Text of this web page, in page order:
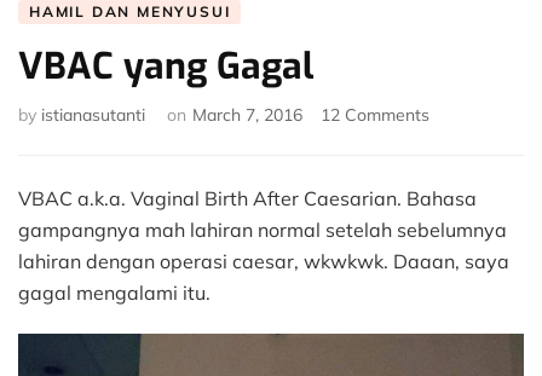
HAMIL DAN MENYUSUI
VBAC yang Gagal
by istianasutanti on March 7, 2016 12 Comments
Gagal
VBAC a.k.a. Vaginal Birth After Caesarian. Bahasa
gampangnya mah lahiran normal setelah sebelumnya
lahiran dengan operasi caesar, wkwkwk. Daaan, saya
gagal mengalami itu.